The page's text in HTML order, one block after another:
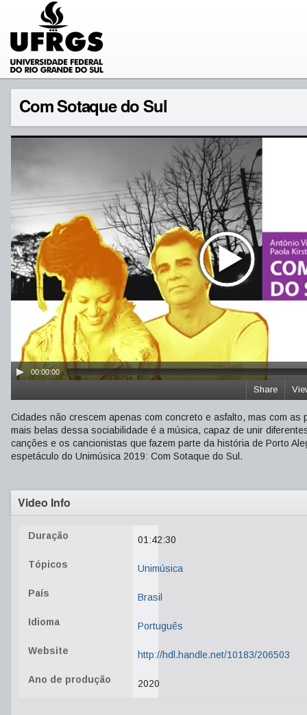
Com Sotaque do Sul
00:00:00
Share
Cidades não crescem apenas com concreto e asfalto, mas com
mais belas dessa sociabilidade é a música, capaz de unir
canções e os cancionistas que fazem parte da história de Porto
espetáculo do Unimúsica 2019: Com Sotaque do Sul.
Video Info
Duração 01:42:30
Tópicos Unimúsica
País Brasil
Idioma Português
Website http://hdl.handle.net/10183/206503
Ano de produção 2020